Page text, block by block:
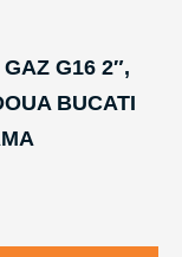
G16 2″,
BUCATI